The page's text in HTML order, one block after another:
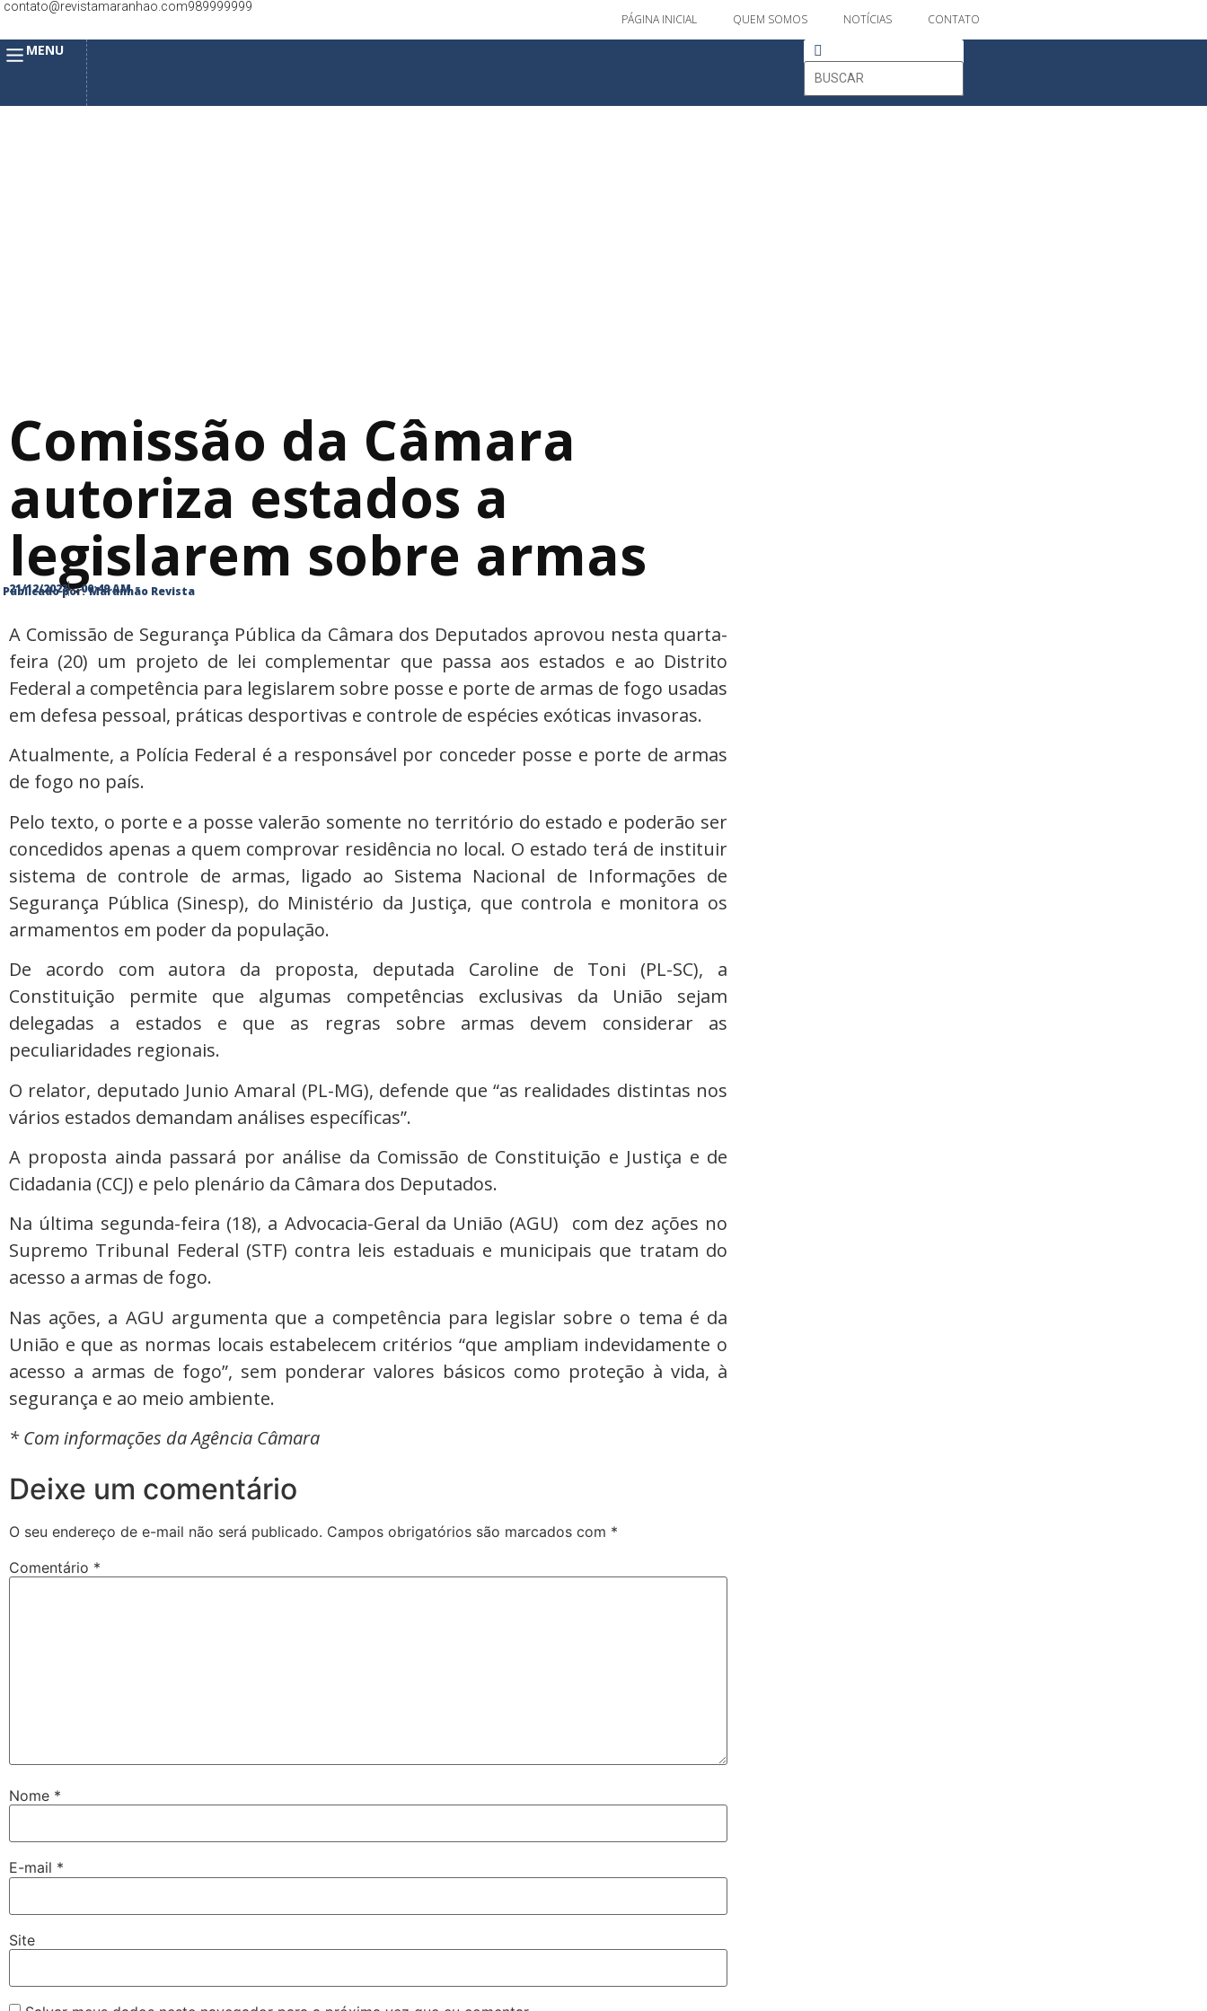
contato@revistamaranhao.com989999999
PÁGINA INICIAL QUEM SOMOS NOTÍCIAS CONTATO
MENU
Comissão da Câmara
autoriza estados a
legislarem sobre armas
Publicado por: Maranhão Revista
21/12/2023 00:49 AM
A Comissão de Segurança Pública da Câmara dos Deputados aprovou nesta quarta-
feira (20) um projeto de lei complementar que passa aos estados e ao Distrito
Federal a competência para legislarem sobre posse e porte de armas de fogo usadas
em defesa pessoal, práticas desportivas e controle de espécies exóticas invasoras.
Atualmente, a Polícia Federal é a responsável por conceder posse e porte de armas
de fogo no país.
Pelo texto, o porte e a posse valerão somente no território do estado e poderão ser
concedidos apenas a quem comprovar residência no local. O estado terá de instituir
sistema de controle de armas, ligado ao Sistema Nacional de Informações de
Segurança Pública (Sinesp), do Ministério da Justiça, que controla e monitora os
armamentos em poder da população.
De acordo com autora da proposta, deputada Caroline de Toni (PL-SC), a
Constituição permite que algumas competências exclusivas da União sejam
delegadas a estados e que as regras sobre armas devem considerar as
peculiaridades regionais.
O relator, deputado Junio Amaral (PL-MG), defende que “as realidades distintas nos
vários estados demandam análises específicas”.
A proposta ainda passará por análise da Comissão de Constituição e Justiça e de
Cidadania (CCJ) e pelo plenário da Câmara dos Deputados.
Na última segunda-feira (18), a Advocacia-Geral da União (AGU) com dez ações no
Supremo Tribunal Federal (STF) contra leis estaduais e municipais que tratam do
acesso a armas de fogo.
Nas ações, a AGU argumenta que a competência para legislar sobre o tema é da
União e que as normas locais estabelecem critérios “que ampliam indevidamente o
acesso a armas de fogo”, sem ponderar valores básicos como proteção à vida, à
segurança e ao meio ambiente.
* Com informações da Agência Câmara
Deixe um comentário
O seu endereço de e-mail não será publicado. Campos obrigatórios são marcados com *
Comentário *
Nome *
E-mail *
Site